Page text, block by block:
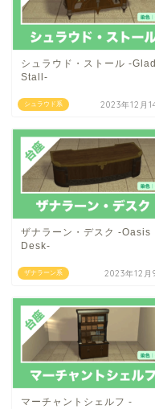
シュラウド系
シュラウド・ストール -
Stall-
2023年12月
ザナラーン系
ザナラーン・デスク -Oasis
Desk-
2023年12月
マーチャントシェルフ -